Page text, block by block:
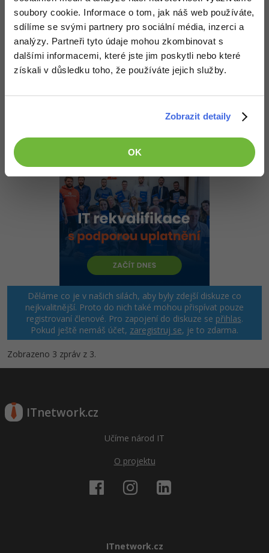
soubory cookie. Informace o tom, jak náš web používáte,
sdílíme se svými partnery pro sociální média, inzerci a
analýzy. Partneři tyto údaje mohou zkombinovat s
dalšími informacemi, které jste jim poskytli nebo které
získali v důsledku toho, že používáte jejich služby.
Zobrazit detaily
OK
Marketing -30%
WordPress
SEO -30%
UX
Copywriting -30%
MS Office -80%
Google Dokumenty
Time management
Windows
Linux
Elektronický podpis
Adobe Illustrator -80%
Adobe Lightroom -30%
Adobe XD
Adobe InDesign -25%
Inkscape
Fotografování -80%
Video
Ostatní
Fórum
Kariéra
Pro firmy
Nahoru Odpovědět
Odpovídá na Michal Štěpánek
Maros2470: 4.8.2014 9:23
Díky, už jsem na to přišel. Je to jednoduché, když je tam to
Děláme co je v našich silách, aby byly zdejší diskuze co
nejkvalitnější. Proto do nich také mohou přispívat pouze
registrovaní členové. Pro zapojení do diskuze se přihlas.
Pokud ještě nemáš účet, zaregistruj se, je to zdarma.
Zobrazeno 3 zpráv z 3.
ITnetwork.cz
Učíme národ IT
O projektu
ITnetwork.cz